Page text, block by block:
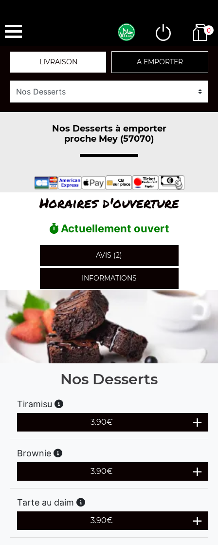
0
LIVRAISON A EMPORTER
Nos Desserts à emporter
proche Mey (57070)
Horaires d'ouverture
Actuellement ouvert
AVIS (2)
INFORMATIONS
Nos Desserts
Tiramisu
3.90€
Brownie
3.90€
Tarte au daim
3.90€